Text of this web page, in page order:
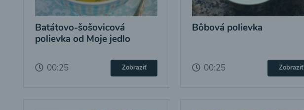
Batátovo-šošovicová
polievka od Moje jedlo
00:25 Zobraziť
Bôbová polievka
00:25 Zobraziť